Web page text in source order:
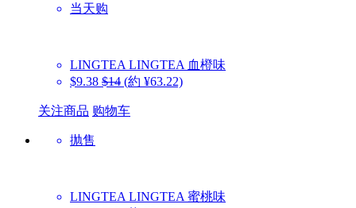
当天购
LINGTEA LINGTEA 血橙味
$9.38 $14 (約 ¥63.22)
关注商品 购物车
抛售
LINGTEA LINGTEA 蜜桃味